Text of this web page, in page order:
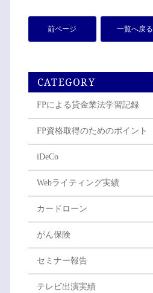
前ページ 一覧へ戻る
CATEGORY
FPによる貸金業法学習記録
FP資格取得のためのポイント
iDeCo
Webライティング実績
カードローン
がん保険
セミナー報告
テレビ出演実績